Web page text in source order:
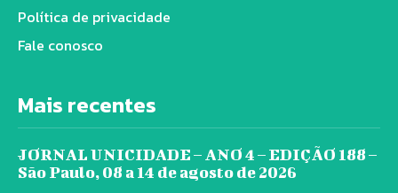
Política de privacidade
Fale conosco
Mais recentes
JORNAL UNICIDADE – ANO 4 – EDIÇÃO 188 –
São Paulo, 08 a 14 de agosto de 2026